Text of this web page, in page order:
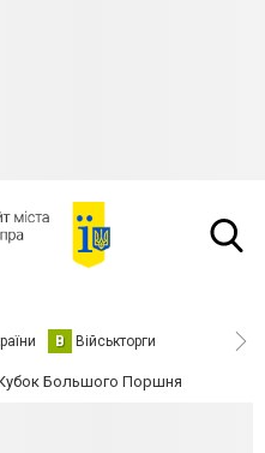
В Військторги
Большого Поршня